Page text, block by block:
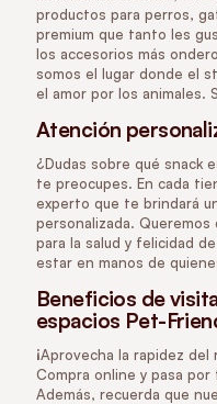
productos para perros,
premium que tanto les
los accesorios más
somos el lugar donde el
el amor por los animales.
Atención
¿Dudas sobre qué snack
te preocupes. En cada
experto que te brindará
personalizada.
para la salud y felicidad
estar en manos de
Beneficios de
espacios Pet-
¡Aprovecha la rapidez
Compra online y pasa
Además, recuerda que